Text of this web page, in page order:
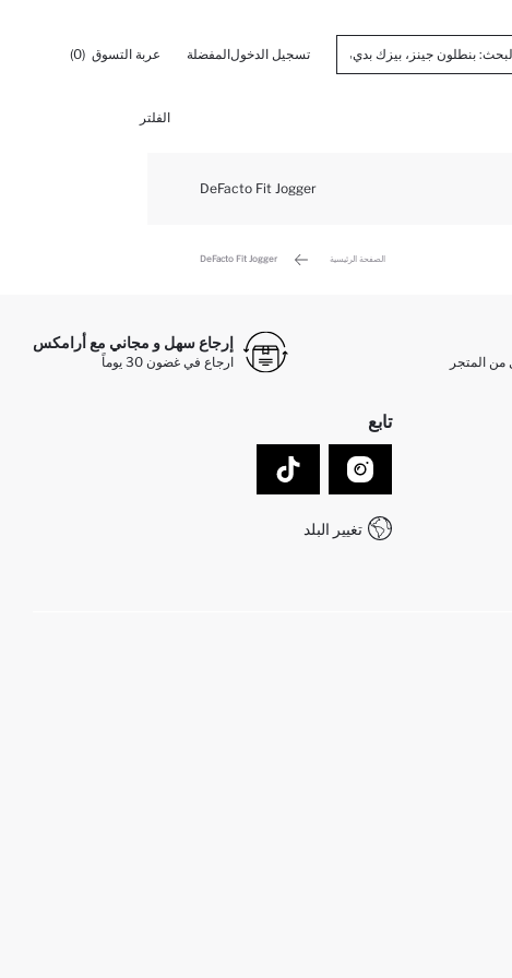
تسجيل الدخولالمفضلة عربة التسوق (0)
الفلتر
DeFacto Fit Jogger
الصفحة الرئيسية DeFacto Fit Jogger
من المتجر
إرجاع سهل و مجاني مع أرامكس
ارجاع في غضون 30 يوماً
تابع
تغيير البلد